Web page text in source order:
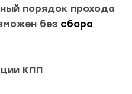
порядок прохода
без сбора
КПП